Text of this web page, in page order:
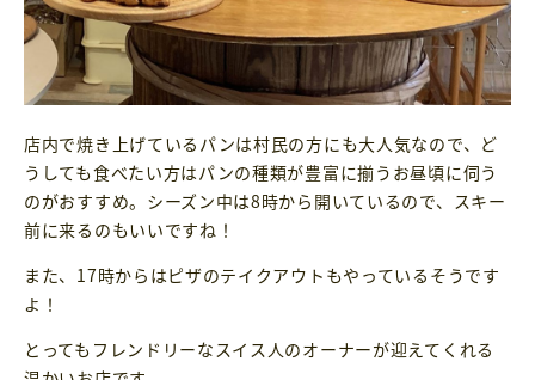
店内で焼き上げているパンは村民の方にも大人気なので、ど
うしても食べたい方はパンの種類が豊富に揃うお昼頃に伺う
のがおすすめ。シーズン中は8時から開いているので、スキー
前に来るのもいいですね！
また、17時からはピザのテイクアウトもやっているそうです
よ！
とってもフレンドリーなスイス人のオーナーが迎えてくれる